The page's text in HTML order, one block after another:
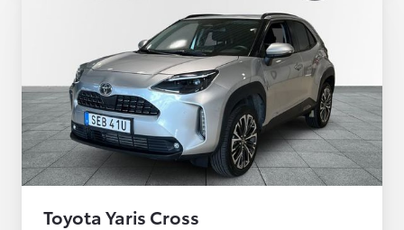
Toyota Yaris Cross